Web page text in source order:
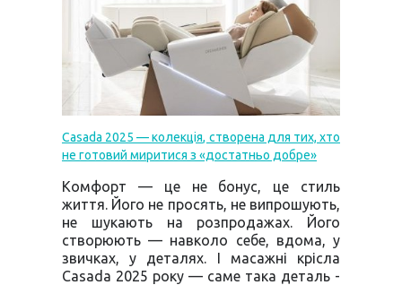
Casada 2025 — колекція, створена для тих, хто
не готовий миритися з «достатньо добре»
Комфорт — це не бонус, це стиль
життя. Його не просять, не випрошують,
не шукають на розпродажах. Його
створюють — навколо себе, вдома, у
звичках, у деталях. І масажні крісла
Casada 2025 року — саме така деталь -